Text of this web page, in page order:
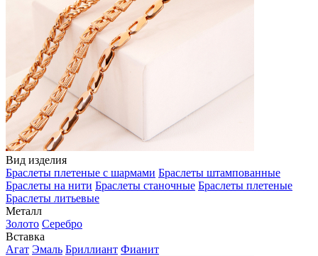
Вид изделия
Браслеты плетеные с шармами Браслеты штампованные
Браслеты на нити Браслеты станочные Браслеты плетеные
Браслеты литьевые
Металл
Золото Серебро
Вставка
Агат Эмаль Бриллиант Фианит